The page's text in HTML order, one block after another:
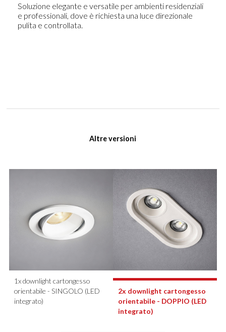
Soluzione elegante e versatile per ambienti residenziali
e professionali, dove è richiesta una luce direzionale
pulita e controllata.